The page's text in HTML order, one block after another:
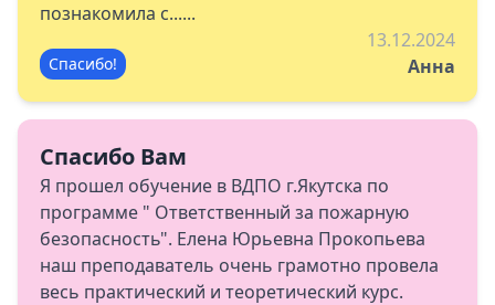
познакомила с......
Спасибо!
13.12.2024
Анна
Спасибо Вам
Я прошел обучение в ВДПО г.Якутска по
программе " Ответственный за пожарную
безопасность". Елена Юрьевна Прокопьева
наш преподаватель очень грамотно провела
весь практический и теоретический курс.